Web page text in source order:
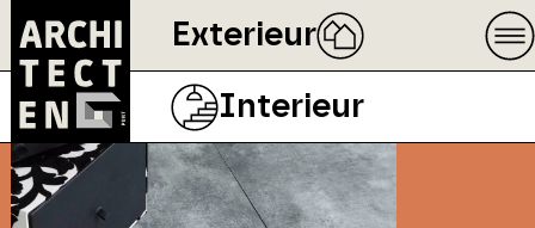
Exterieur
Interieur